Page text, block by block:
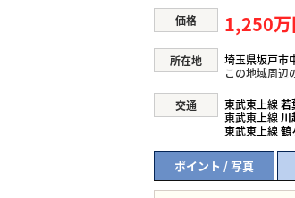
価格 1,250万
所在地 埼玉県坂戸市
この地域周辺
交通 東武東上線若
東武東上線 川
東武東上線鶴
ポイント / 写真